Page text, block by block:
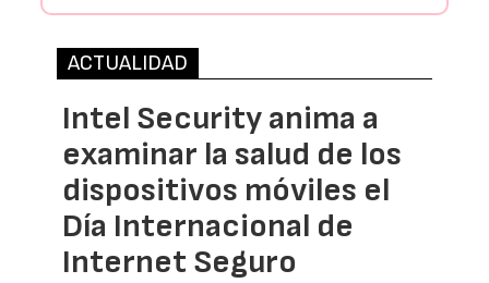
ACTUALIDAD
Intel Security anima a
examinar la salud de los
dispositivos móviles el
Día Internacional de
Internet Seguro